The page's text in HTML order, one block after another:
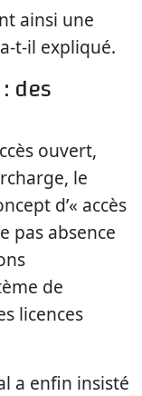
ainsi une
t-il expliqué.
des
ouvert,
le
d’« accès
pas absence
de
licences
a enfin insisté